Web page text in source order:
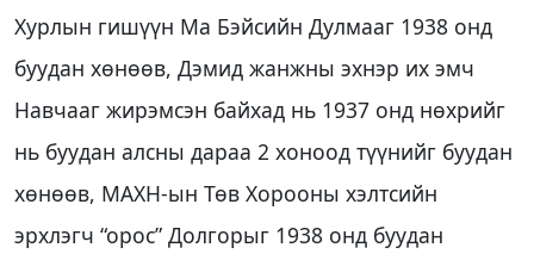
Хурлын гишүүн Ма Бэйсийн Дулмааг 1938 онд
буудан хөнөөв, Дэмид жанжны эхнэр их эмч
Навчааг жирэмсэн байхад нь 1937 онд нөхрийг
нь буудан алсны дараа 2 хоноод түүнийг буудан
хөнөөв, МАХН-ын Төв Хорооны хэлтсийн
эрхлэгч “орос” Долгорыг 1938 онд буудан